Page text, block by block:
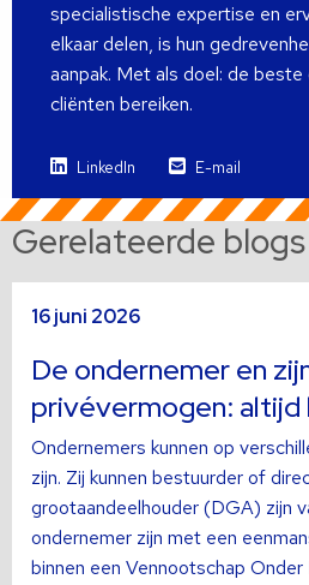
specialistische expertise en
elkaar delen, is hun
aanpak. Met als doel: de
cliënten bereiken.
LinkedIn E-mail
Gerelateerde blogs
16 juni 2026
De ondernemer en
privévermogen: altijd
Ondernemers kunnen op
zijn. Zij kunnen bestuurder of
grootaandeelhouder (DGA) zijn
ondernemer zijn met een
binnen een Vennootschap
meer